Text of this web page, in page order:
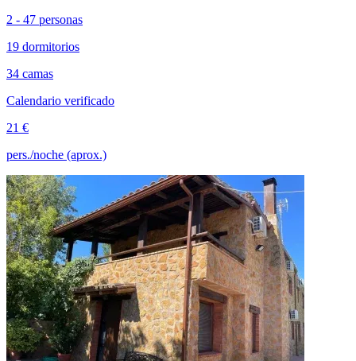
2 - 47 personas
19 dormitorios
34 camas
Calendario verificado
21 €
pers./noche (aprox.)